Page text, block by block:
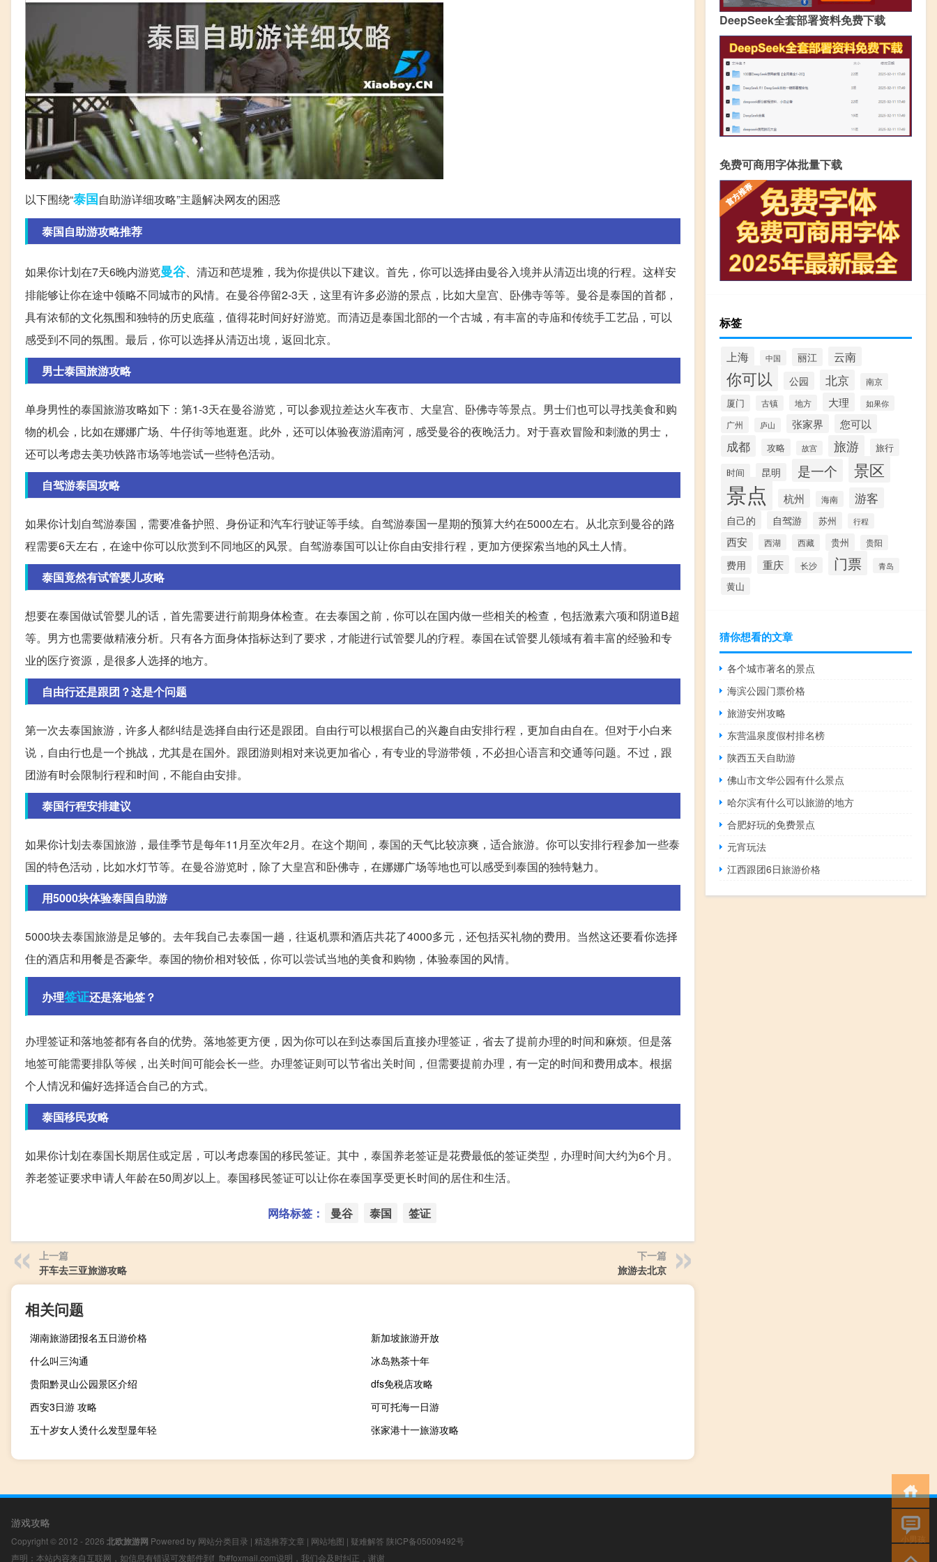
以下围绕“泰国自助游详细攻略”主题解决网友的困惑
泰国自助游攻略推荐
如果你计划在7天6晚内游览曼谷、清迈和芭堤雅，我为你提供以下建议。首先，你可以选择由曼谷入境并从清迈出境的行程。这样安
排能够让你在途中领略不同城市的风情。在曼谷停留2-3天，这里有许多必游的景点，比如大皇宫、卧佛寺等等。曼谷是泰国的首都，
具有浓郁的文化氛围和独特的历史底蕴，值得花时间好好游览。而清迈是泰国北部的一个古城，有丰富的寺庙和传统手工艺品，可以
感受到不同的氛围。最后，你可以选择从清迈出境，返回北京。
男士泰国旅游攻略
单身男性的泰国旅游攻略如下：第1-3天在曼谷游览，可以参观拉差达火车夜市、大皇宫、卧佛寺等景点。男士们也可以寻找美食和购
物的机会，比如在娜娜广场、牛仔街等地逛逛。此外，还可以体验夜游湄南河，感受曼谷的夜晚活力。对于喜欢冒险和刺激的男士，
还可以考虑去美功铁路市场等地尝试一些特色活动。
自驾游泰国攻略
如果你计划自驾游泰国，需要准备护照、身份证和汽车行驶证等手续。自驾游泰国一星期的预算大约在5000左右。从北京到曼谷的路
程需要6天左右，在途中你可以欣赏到不同地区的风景。自驾游泰国可以让你自由安排行程，更加方便探索当地的风土人情。
泰国竟然有试管婴儿攻略
想要在泰国做试管婴儿的话，首先需要进行前期身体检查。在去泰国之前，你可以在国内做一些相关的检查，包括激素六项和阴道B超
等。男方也需要做精液分析。只有各方面身体指标达到了要求，才能进行试管婴儿的疗程。泰国在试管婴儿领域有着丰富的经验和专
业的医疗资源，是很多人选择的地方。
自由行还是跟团？这是个问题
第一次去泰国旅游，许多人都纠结是选择自由行还是跟团。自由行可以根据自己的兴趣自由安排行程，更加自由自在。但对于小白来
说，自由行也是一个挑战，尤其是在国外。跟团游则相对来说更加省心，有专业的导游带领，不必担心语言和交通等问题。不过，跟
团游有时会限制行程和时间，不能自由安排。
泰国行程安排建议
如果你计划去泰国旅游，最佳季节是每年11月至次年2月。在这个期间，泰国的天气比较凉爽，适合旅游。你可以安排行程参加一些泰
国的特色活动，比如水灯节等。在曼谷游览时，除了大皇宫和卧佛寺，在娜娜广场等地也可以感受到泰国的独特魅力。
用5000块体验泰国自助游
5000块去泰国旅游是足够的。去年我自己去泰国一趟，往返机票和酒店共花了4000多元，还包括买礼物的费用。当然这还要看你选择
住的酒店和用餐是否豪华。泰国的物价相对较低，你可以尝试当地的美食和购物，体验泰国的风情。
办理签证还是落地签？
办理签证和落地签都有各自的优势。落地签更方便，因为你可以在到达泰国后直接办理签证，省去了提前办理的时间和麻烦。但是落
地签可能需要排队等候，出关时间可能会长一些。办理签证则可以节省出关时间，但需要提前办理，有一定的时间和费用成本。根据
个人情况和偏好选择适合自己的方式。
泰国移民攻略
如果你计划在泰国长期居住或定居，可以考虑泰国的移民签证。其中，泰国养老签证是花费最低的签证类型，办理时间大约为6个月。
养老签证要求申请人年龄在50周岁以上。泰国移民签证可以让你在泰国享受更长时间的居住和生活。
网络标签： 曼谷 泰国 签证
上一篇
开车去三亚旅游攻略
下一篇
旅游去北京
相关问题
湖南旅游团报名五日游价格
新加坡旅游开放
什么叫三沟通
冰岛熟茶十年
贵阳黔灵山公园景区介绍
dfs免税店攻略
西安3日游 攻略
可可托海一日游
五十岁女人烫什么发型显年轻
张家港十一旅游攻略
DeepSeek全套部署资料免费下载
免费可商用字体批量下载
标签
上海 中国 丽江 云南
你可以 公园 北京
南京
厦门
古镇 地方 大理 如果你
广州 庐山 张家界 您可以
成都 攻略 故宫 旅游
旅行
时间
昆明 是一个 景区
景点 杭州 海南 游客
自己的 自驾游 苏州 行程
西安 西湖 西藏 贵州 贵阳
费用 重庆 长沙 门票 青岛
黄山
猜你想看的文章
各个城市著名的景点
海滨公园门票价格
旅游安州攻略
东营温泉度假村排名榜
陕西五天自助游
佛山市文华公园有什么景点
哈尔滨有什么可以旅游的地方
合肥好玩的免费景点
元宵玩法
江西跟团6日旅游价格
游戏攻略
Copyright © 2012 - 2026 北欧旅游网 Powered by 网站分类目录 | 精选推荐文章 | 网站地图 | 疑难解答 陕ICP备05009492号
声明：本站内容来自互联网，如信息有错误可发邮件到f_fb#foxmail.com说明，我们会及时纠正，谢谢
小男孩